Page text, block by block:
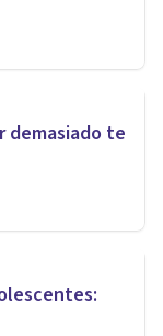
demasiado te